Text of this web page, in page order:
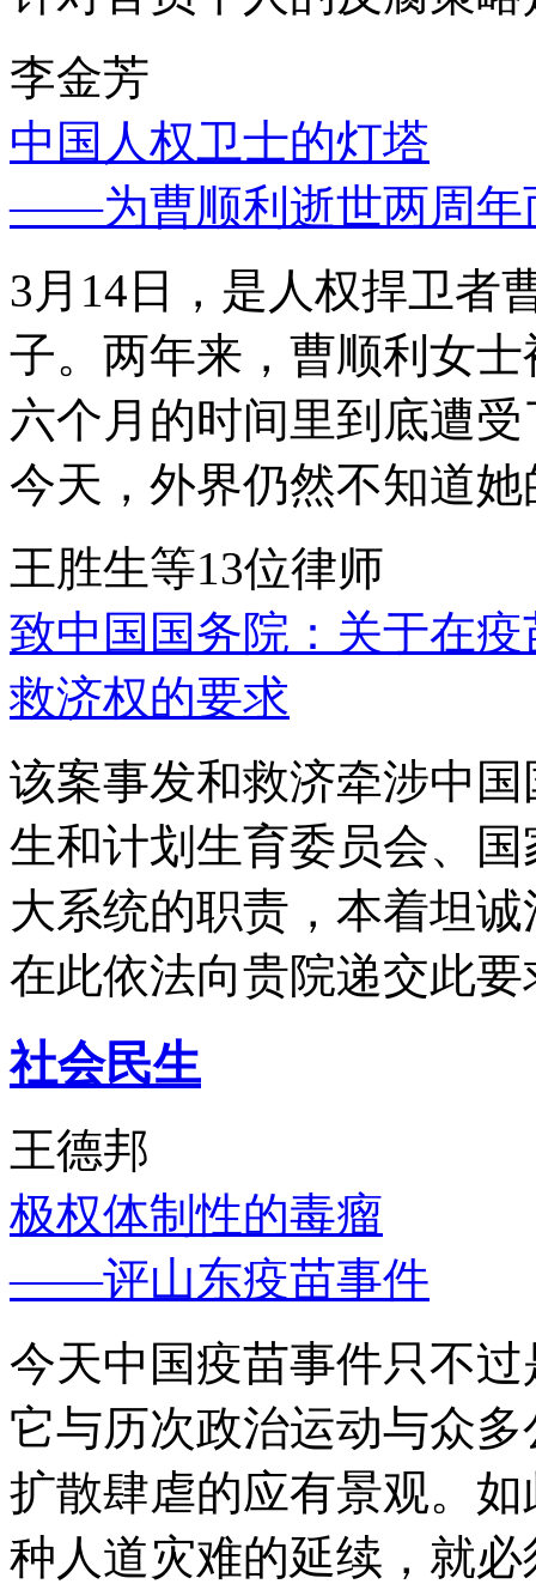
李金芳
中国人权卫士的灯塔
——为曹顺利逝世两周年
3月14日，是人权捍卫者
子。两年来，曹顺利女
六个月的时间里到底遭
今天，外界仍然不知道
王胜生等13位律师
致中国国务院：关于在
救济权的要求
该案事发和救济牵涉中
生和计划生育委员会、
大系统的职责，本着坦
在此依法向贵院递交此要
社会民生
王德邦
极权体制性的毒瘤
——评山东疫苗事件
今天中国疫苗事件只不
它与历次政治运动与众
扩散肆虐的应有景观。
种人道灾难的延续，就